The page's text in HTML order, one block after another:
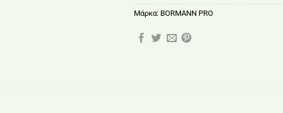
Μάρκα: BORMANN PRO